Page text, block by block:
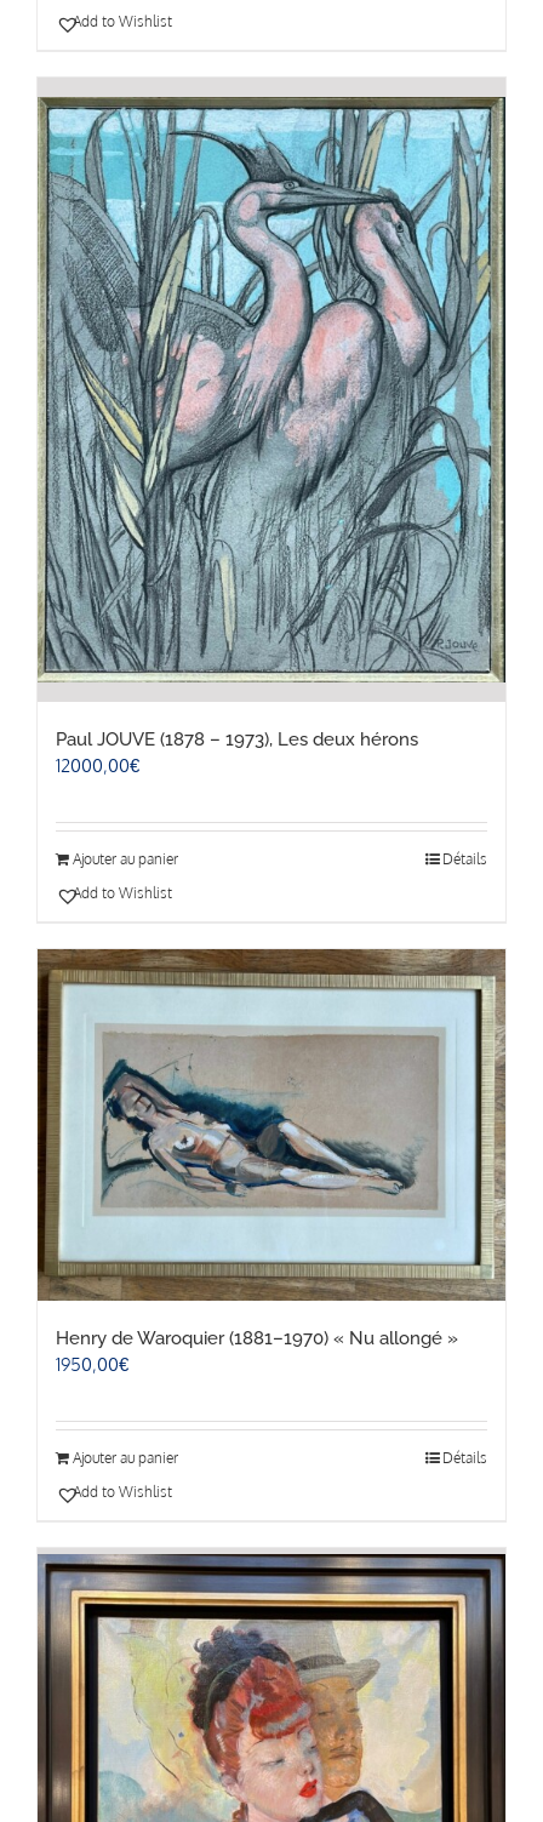
Add to Wishlist
Paul JOUVE (1878 – 1973), Les deux hérons
12000,00€
Ajouter au panier
Détails
Add to Wishlist
Henry de Waroquier (1881–1970) « Nu allongé »
1950,00€
Ajouter au panier
Détails
Add to Wishlist